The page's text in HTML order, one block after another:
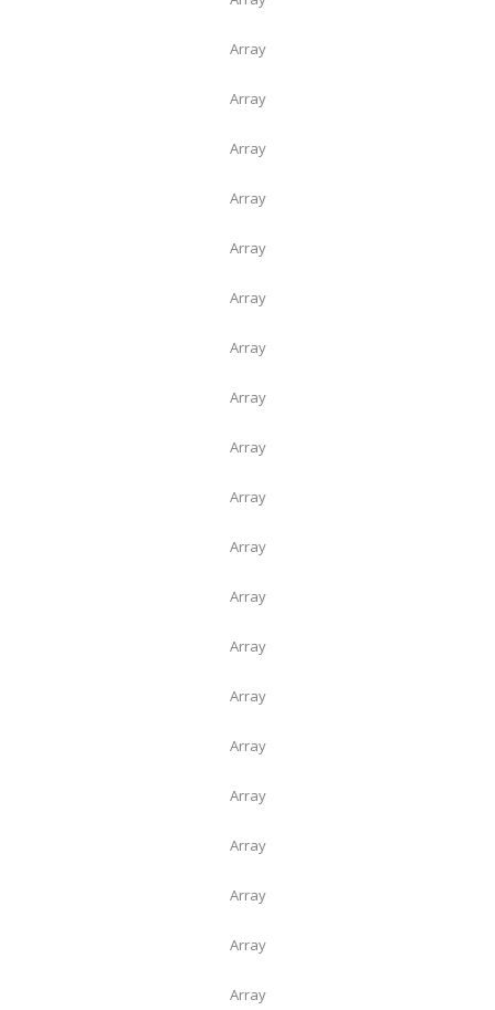
Array
Array
Array
Array
Array
Array
Array
Array
Array
Array
Array
Array
Array
Array
Array
Array
Array
Array
Array
Array